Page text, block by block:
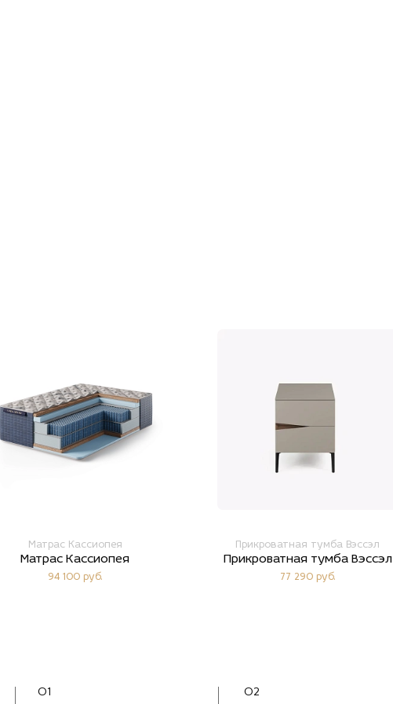
Матрас Кассиопея
Матрас Кассиопея
94 100 руб.
Прикроватная тумба Вэссэл
Прикроватная тумба Вэссэл
77 290 руб.
01 02